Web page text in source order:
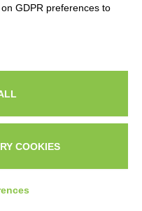
tempo con
CHI
SONO?
IL
GDPR preferences to
COOKIES